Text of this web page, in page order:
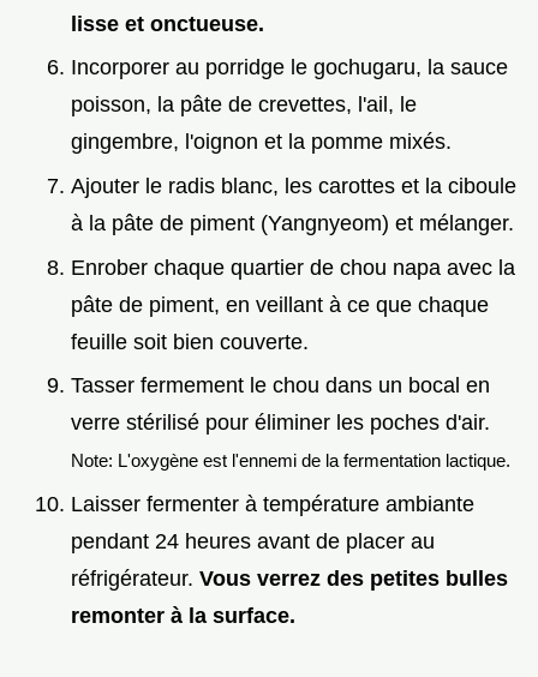
lisse et onctueuse.
Incorporer au porridge le gochugaru, la sauce
poisson, la pâte de crevettes, l'ail, le
gingembre, l'oignon et la pomme mixés.
Ajouter le radis blanc, les carottes et la ciboule
à la pâte de piment (Yangnyeom) et mélanger.
Enrober chaque quartier de chou napa avec la
pâte de piment, en veillant à ce que chaque
feuille soit bien couverte.
Tasser fermement le chou dans un bocal en
verre stérilisé pour éliminer les poches d'air.
Note: L'oxygène est l'ennemi de la fermentation lactique.
Laisser fermenter à température ambiante
pendant 24 heures avant de placer au
réfrigérateur. Vous verrez des petites bulles
remonter à la surface.